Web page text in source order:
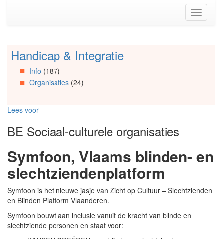
(Accesskey
Toggle
Spring
Artikels
Spring
Spring
Organisaties
naar
Social
media
Handicap & Integratie
Info (187)
Organisaties(24)
Lees voor
BE Sociaal-culturele organisaties
Symfoon, Vlaams blinden- en
slechtziendenplatform
Symfoon is het nieuwe jasje van Zicht op Cultuur – Slechtzienden
en Blinden Platform Vlaanderen.
Symfoon bouwt aan inclusie vanuit de kracht van blinde en
slechtziende personen en staat voor: